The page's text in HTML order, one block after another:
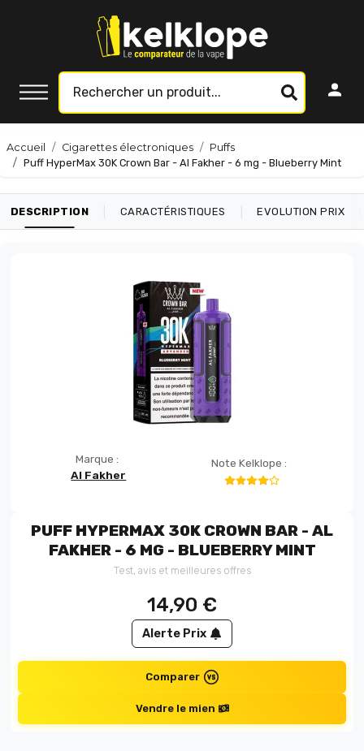
Accueil Cigarettes électroniques
Puffs
Puff HyperMax 30K Crown Bar - Al Fakher - 6 mg - Blueberry Mint
DESCRIPTION CARACTÉRISTIQUES EVOLUTION PRIX
Marque :
Al Fakher
Note Kelklope :
PUFF HYPERMAX 30K CROWN BAR - AL
FAKHER - 6 MG - BLUEBERRY MINT
Test, avis et meilleures offres
14,90 €
Alerte Prix
Comparer
Vendre le mien